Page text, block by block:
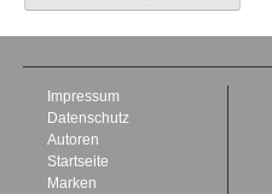
Impressum
Datenschutz
Autoren
Startseite
Marken